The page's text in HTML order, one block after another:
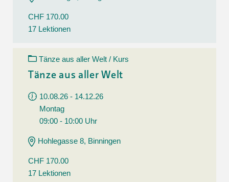
CHF 170.00
17 Lektionen
Tänze aus aller Welt / Kurs
Tänze aus aller Welt
10.08.26 - 14.12.26
Montag
09:00 - 10:00 Uhr
Hohlegasse 8, Binningen
CHF 170.00
17 Lektionen